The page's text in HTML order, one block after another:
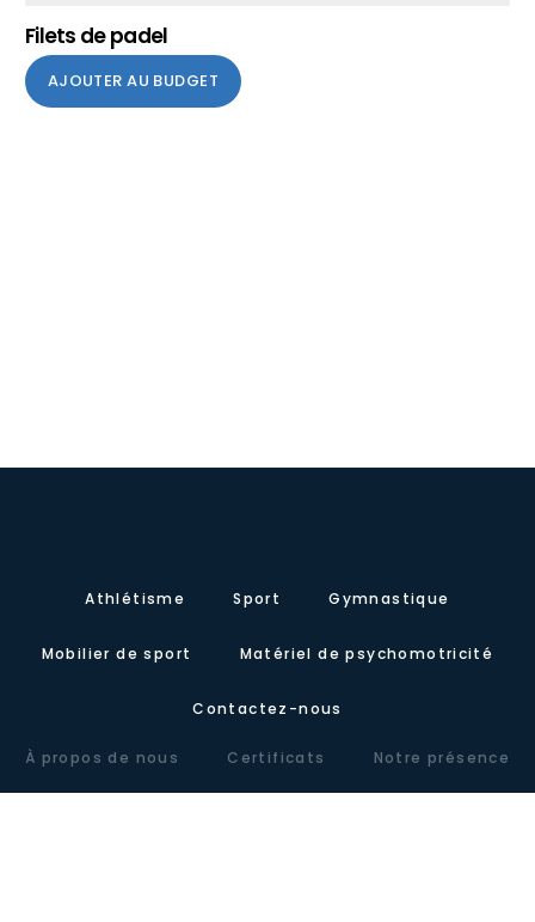
Filets de padel
AJOUTER AU BUDGET
Athlétisme Sport Gymnastique
Mobilier de sport Matériel de psychomotricité
Contactez-nous
À propos de nous Certificats Notre présence